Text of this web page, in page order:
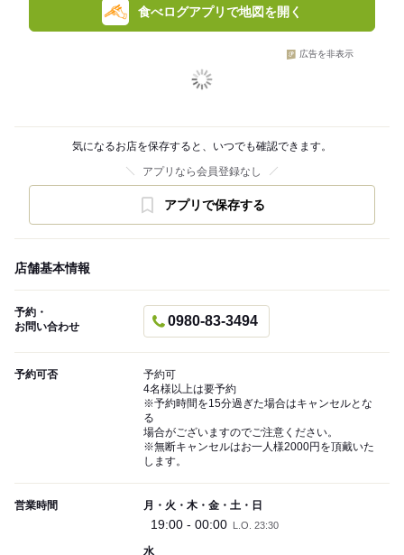
食べログアプリで地図を開く
広告を非表示
気になるお店を保存すると、いつでも確認できます。
アプリなら会員登録なし
アプリで保存する
店舗基本情報
予約・
お問い合わせ
0980-83-3494
予約可否
予約可
4名様以上は要予約
※予約時間を15分過ぎた場合はキャンセルとな
る
場合がございますのでご注意ください。
※無断キャンセルはお一人様2000円を頂戴いた
します。
営業時間 月・火・木・金・土・日
19:00 - 00:00 L.O. 23:30
水